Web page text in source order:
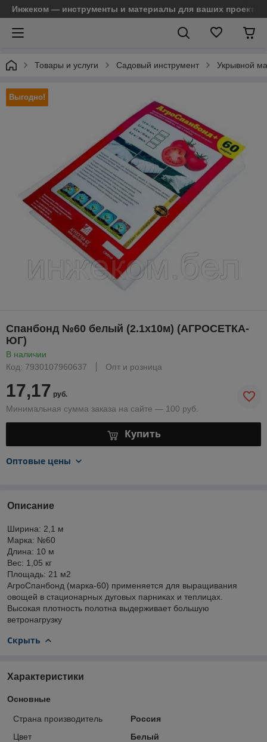
Инжеком — инструменты и материалы для ваших проектов
Товары и услуги Садовый инструмент Укрывной
Выгодно!
Спанбонд №60 белый (2.1x10м) (АГРОСЕТКА-
ЮГ)
В наличии
Код: 7930107960637
Опт и розница
17,17 руб.
Минимальная сумма заказа на сайте — 100 руб.
Купить
Оптовые цены
Описание
Ширина: 2,1 м
Марка: №60
Длина: 10 м
Вес: 1,05 кг
Площадь: 21 м2
АгроСпанбонд (марка-60) применяется для выращивания
овощей в стационарных дуговых парниках и теплицах.
Высокая плотность полотна выдерживает большую
ветронагрузку
Скрыть
Характеристики
Основные
Страна производитель
Россия
Цвет
Белый